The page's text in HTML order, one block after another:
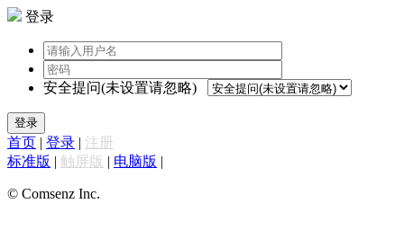
登录
安全提问(未设置请忽略)
登录
首页 | 登录 | 注册
标准版 | 触屏版 | 电脑版 |
© Comsenz Inc.